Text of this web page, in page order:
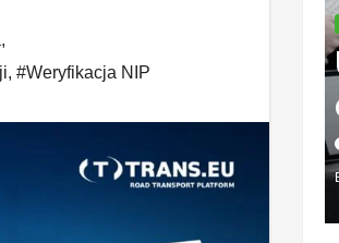
,
, #Weryfikacja NIP
e –
2026-
BOGDAN